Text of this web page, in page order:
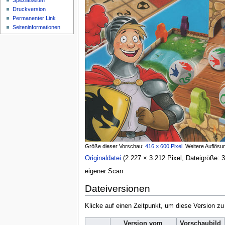
Größe dieser Vorschau: 416 × 600 Pixel. Weitere
Originaldatei (2.227 × 3.212 Pixel, Dateigröße:
eigener Scan
Dateiversionen
Klicke auf einen Zeitpunkt, um diese Version zu
Version vom Vorschaubild
Druckversion
Permanenter Link
Seiten­informationen